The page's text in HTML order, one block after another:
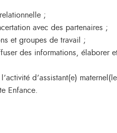
;
avec des partenaires ;
et groupes de travail ;
des informations, élaborer
d’assistant(e)
Enfance.